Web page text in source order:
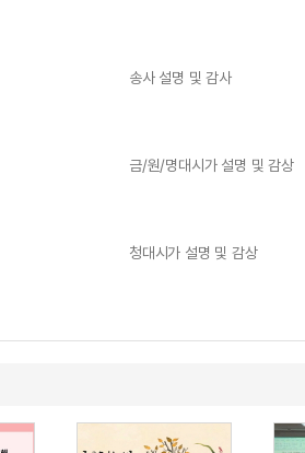
송사 설명 및 감사
금/원/명대시가 설명 및 감상
청대시가 설명 및 감상